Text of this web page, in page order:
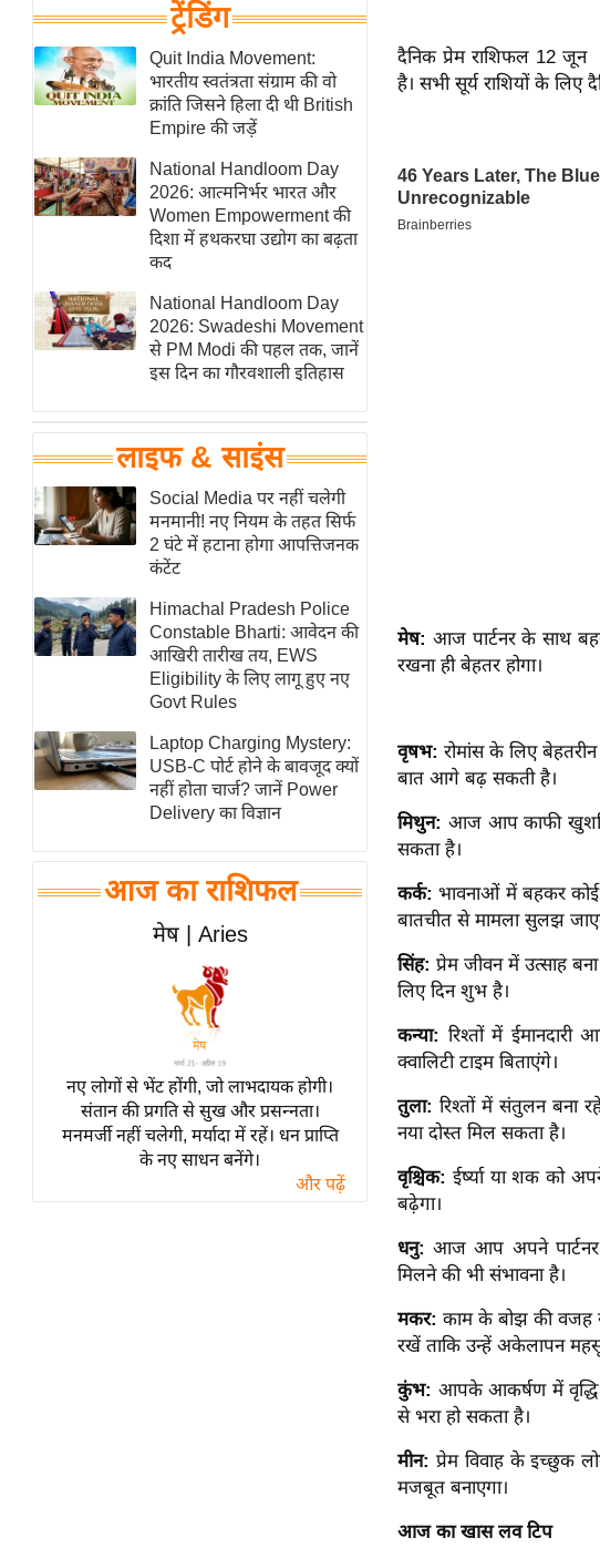
साहित्य जगत
ऑटो वर्ल्ड
न्यूज ब्रीफ
मनोरंजन जगत
बॉलीवुड
हॉलीवुड
फिल्म समीक्षा
Breaking
News
लाइफस्टाइल
टेक्नॉलॉजी
घरेलू नुस्खे
पर्यटन स्थल
फिटनेस मंत्रा
रिलेशनशिप
राजनीति
विश्लेषण
समसामयिक
मातृभूमि
एम.
आर.
आई.
समीक्षा
धर्म
ज्योतिष
त्योहार
राशिफल
विशेष
ट्रेंडिंग
Quit India Movement:
भारतीय स्वतंत्रता संग्राम की वो
क्रांति जिसने हिला दी थी British
Empire की जड़ें
National Handloom Day
2026: आत्मनिर्भर भारत और
Women Empowerment की
दिशा में हथकरघा उद्योग का बढ़ता
कद
National Handloom Day
2026: Swadeshi Movement
से PM Modi की पहल तक, जानें
इस दिन का गौरवशाली इतिहास
लाइफ & साइंस
Social Media पर नहीं चलेगी
मनमानी! नए नियम के तहत सिर्फ
2 घंटे में हटाना होगा आपत्तिजनक
कंटेंट
Himachal Pradesh Police
Constable Bharti: आवेदन की
आखिरी तारीख तय, EWS
Eligibility के लिए लागू हुए नए
Govt Rules
Laptop Charging Mystery:
USB-C पोर्ट होने के बावजूद क्यों
नहीं होता चार्ज? जानें Power
Delivery का विज्ञान
आज का राशिफल
मेष | Aries
नए लोगों से भेंट होंगी, जो लाभदायक होगी।
संतान की प्रगति से सुख और प्रसन्नता।
मनमर्जी नहीं चलेगी, मर्यादा में रहें। धन प्राप्ति
के नए साधन बनेंगे।
और पढ़ें
दैनिक प्रेम राशिफल 12 जून
है। सभी सूर्य राशियों के लिए
मेष: आज पार्टनर के साथ
रखना ही बेहतर होगा।
वृषभ: रोमांस के लिए
बात आगे बढ़ सकती है।
मिथुन: आज आप काफी
सकता है।
कर्क: भावनाओं में बहकर कोई
बातचीत से मामला सुलझ
सिंह: प्रेम जीवन में उत्साह
लिए दिन शुभ है।
कन्या: रिश्तों में
क्वालिटी टाइम बिताएंगे।
तुला:रिश्तों में संतुलन बना
नया दोस्त मिल सकता है।
वृश्चिक: ईर्ष्या या शक को
बढ़ेगा।
धनु:आज आप अपने पार्टनर
मिलने की भी संभावना है।
मकर: काम के बोझ की वजह
रखें ताकि उन्हें अकेलापन
कुंभ: आपके आकर्षण में वृद्धि
से भरा हो सकता है।
मीन: प्रेम विवाह के इच्छुक
मजबूत बनाएगा।
आज का खास लव टिप